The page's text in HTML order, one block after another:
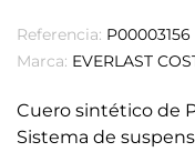
Referencia: P00003156
Marca: EVERLAST
Cuero sintético de
Sistema de